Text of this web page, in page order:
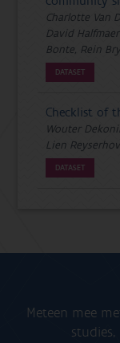
Charlotte Van
David
Bonte, Rein
DATASET
Checklist of
Wouter
Lien
DATASET
Meteen mee